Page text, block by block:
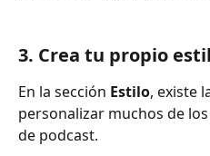
3. Crea tu propio
En la sección Estilo, existe
personalizar muchos de
de podcast.